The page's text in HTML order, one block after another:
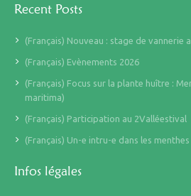
Recent Posts
(Français) Nouveau : stage de vannerie
(Français) Evènements 2026
(Français) Focus sur la plante huître :
maritima)
(Français) Participation au 2Valléestival
(Français) Un-e intru-e dans les menthes
Infos légales